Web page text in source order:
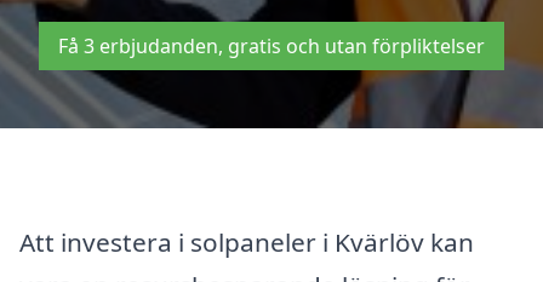
Få 3 erbjudanden, gratis och utan förpliktelser
Att investera i solpaneler i Kvärlöv kan